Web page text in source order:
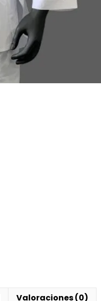
Valoraciones (0)